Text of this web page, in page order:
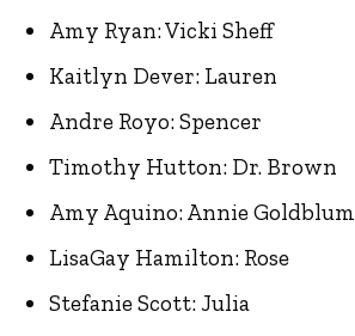
Amy Ryan: Vicki Sheff
Kaitlyn Dever: Lauren
Andre Royo: Spencer
Timothy Hutton: Dr. Brown
Amy Aquino: Annie Goldblum
LisaGay Hamilton: Rose
Stefanie Scott: Julia